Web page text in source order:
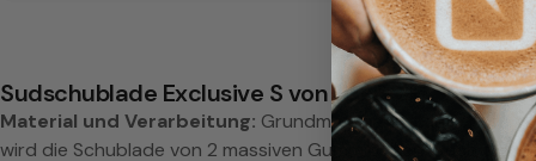
x
c
Sudschublade Exclusive S von JoeFrex
Material und Verarbeitung: Grundmaterial bei dieser
wird die Schublade von 2 massiven Gummibalken. Auch der